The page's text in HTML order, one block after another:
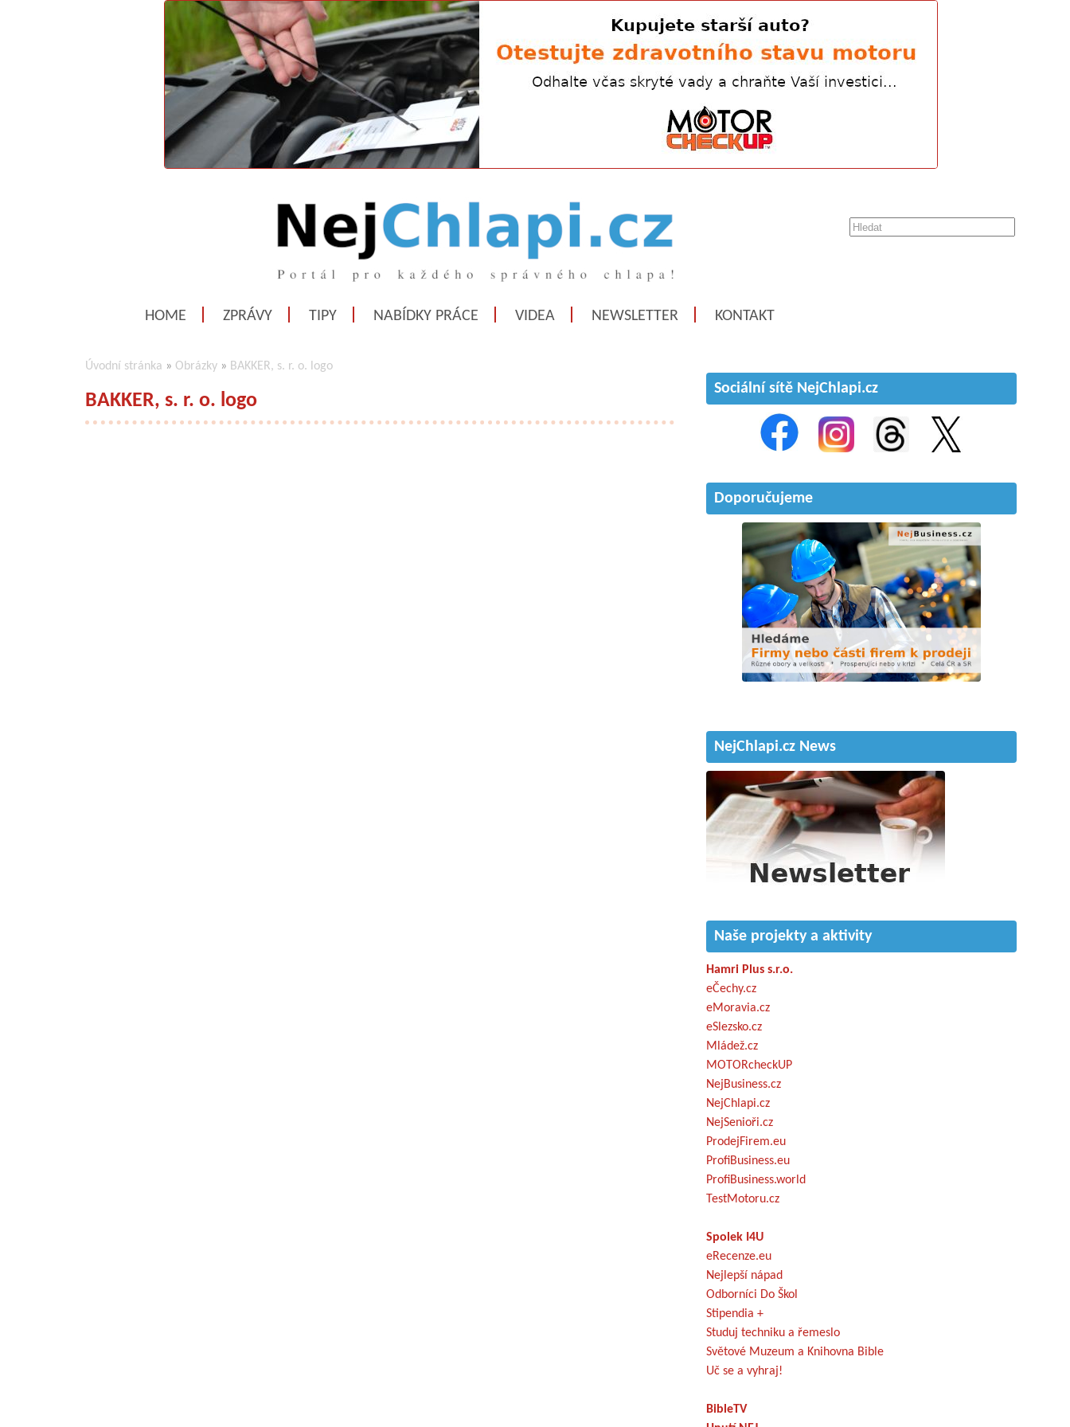
HOME ZPRÁVY TIPY NABÍDKY PRÁCE VIDEA NEWSLETTER KONTAKT
Úvodní stránka » Obrázky » BAKKER, s. r. o. logo
BAKKER, s. r. o. logo
Sociální sítě NejChlapi.cz
Doporučujeme
NejChlapi.cz News
Naše projekty a aktivity
Hamri Plus s.r.o.
eČechy.cz
eMoravia.cz
eSlezsko.cz
Mládež.cz
MOTORcheckUP
NejBusiness.cz
NejChlapi.cz
NejSenioři.cz
ProdejFirem.eu
ProfiBusiness.eu
ProfiBusiness.world
TestMotoru.cz
Spolek I4U
eRecenze.eu
Nejlepší nápad
Odborníci Do Škol
Stipendia +
Studuj techniku a řemeslo
Světové Muzeum a Knihovna Bible
Uč se a vyhraj!
BibleTV